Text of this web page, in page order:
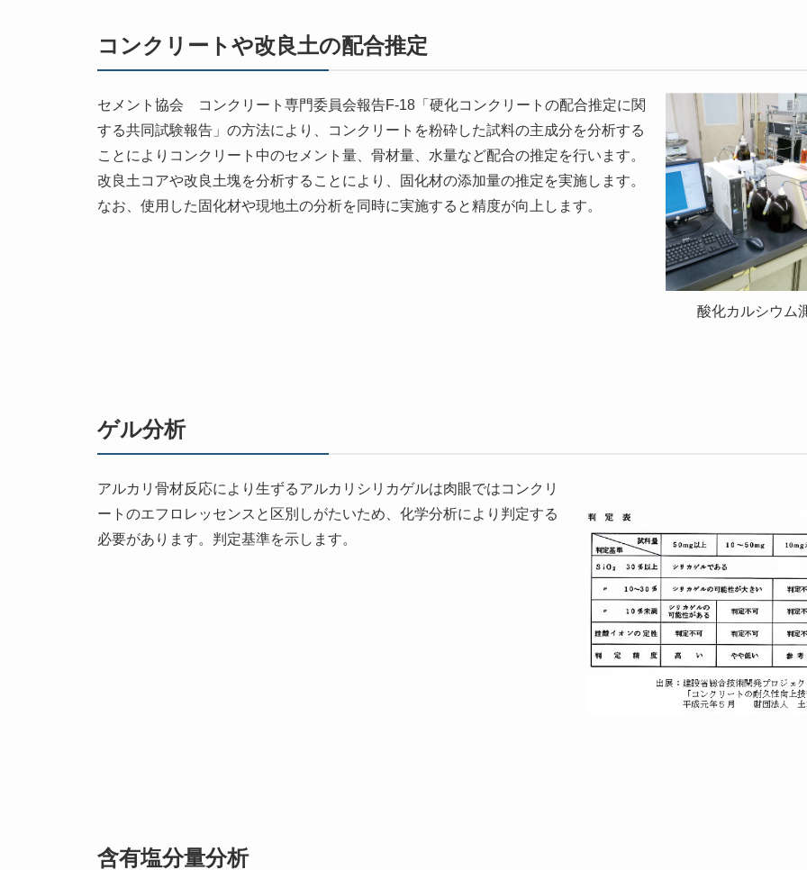
コンクリートや改良土の配合推定
セメント協会 コンクリート専門委員会報告F-18「硬化コンクリートの配合推定に関
する共同試験報告」の方法により、コンクリートを粉砕した試料の主成分を分析する
ことによりコンクリート中のセメント量、骨材量、水量など配合の推定を行います。
改良土コアや改良土塊を分析することにより、固化材の添加量の推定を実施します。
なお、使用した固化材や現地土の分析を同時に実施すると精度が向上します。
酸化カルシウム
ゲル分析
アルカリ骨材反応により生ずるアルカリシリカゲルは肉眼ではコンクリ
ートのエフロレッセンスと区別しがたいため、化学分析により判定する
必要があります。判定基準を示します。
含有塩分量分析